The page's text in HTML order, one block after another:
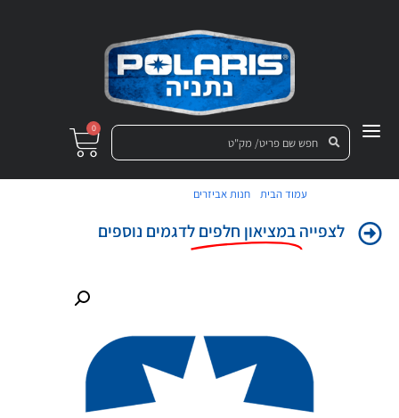
0
עמוד הבית /חנות אביזרים
לצפייהבמציאון חלפים לדגמים נוספים